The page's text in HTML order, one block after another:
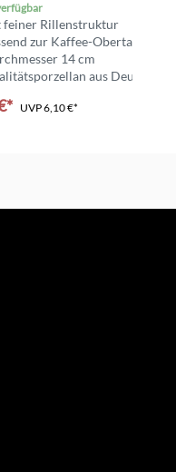
feiner Rillenstruktur
zur Kaffee-Obertasse
14 cm
aus Deutschland
UVP6,10 €*